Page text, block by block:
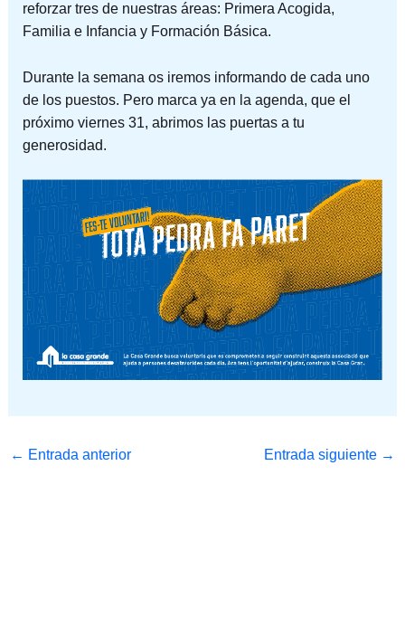
reforzar tres de nuestras áreas: Primera Acogida,
Familia e Infancia y Formación Básica.
Durante la semana os iremos informando de cada uno
de los puestos. Pero marca ya en la agenda, que el
próximo viernes 31, abrimos las puertas a tu
generosidad.
← Entrada anterior Entrada siguiente →